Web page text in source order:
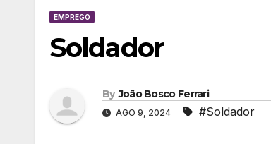
EMPREGO
Soldador
By João Bosco Ferrari
AGO 9, 2024 #Soldador